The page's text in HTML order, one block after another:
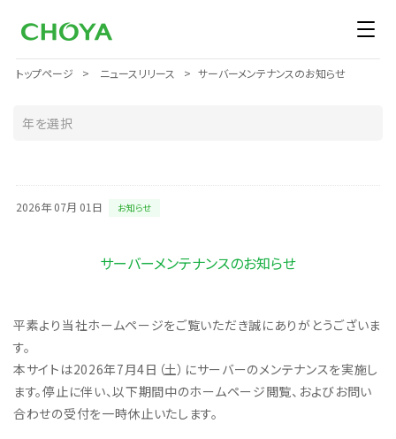
トップページ ニュースリリース サーバーメンテナンスのお知らせ
2026年 07月 01日 お知らせ
サーバーメンテナンスのお知らせ
平素より当社ホームページをご覧いただき誠にありがとうございま
す。
本サイトは2026年7月4日（土）にサーバーのメンテナンスを実施し
ます。停止に伴い、以下期間中のホームページ閲覧、およびお問い
合わせの受付を一時休止いたします。